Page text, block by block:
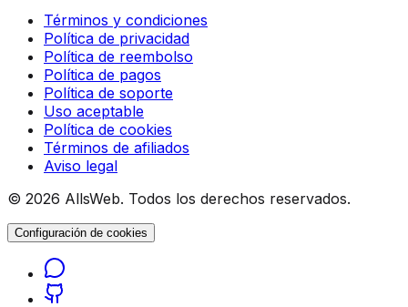
Términos y condiciones
Política de privacidad
Política de reembolso
Política de pagos
Política de soporte
Uso aceptable
Política de cookies
Términos de afiliados
Aviso legal
© 2026 AllsWeb. Todos los derechos reservados.
Configuración de cookies